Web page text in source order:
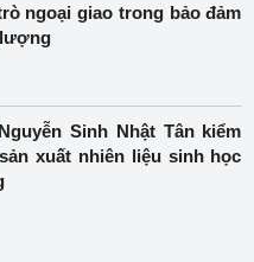
ngoại giao trong bảo đảm
Sinh Nhật Tân kiểm
xuất nhiên liệu sinh học